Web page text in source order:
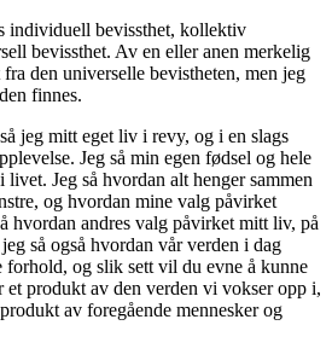
individuell bevissthet, kollektiv
bevissthet. Av en eller anen merkelig
den universelle bevistheten, men jeg
finnes.
jeg mitt eget liv i revy, og i en slags
Jeg så min egen fødsel og hele
Jeg så hvordan alt henger sammen
og hvordan mine valg påvirket
hvordan andres valg påvirket mitt liv, på
så også hvordan vår verden i dag
forhold, og slik sett vil du evne å kunne
produkt av den verden vi vokser opp i,
av foregående mennesker og